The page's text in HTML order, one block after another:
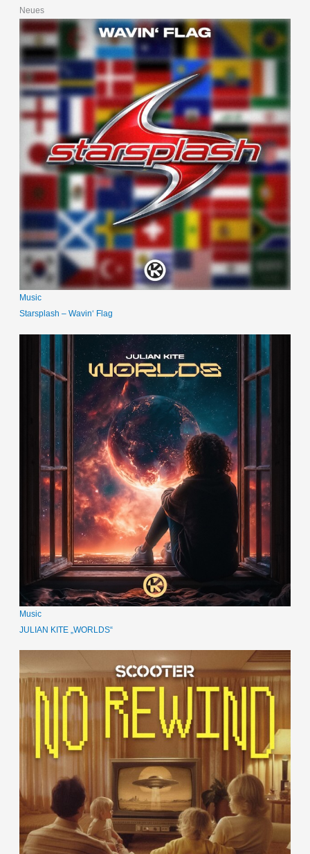
Neues
Music
Starsplash – Wavin‘ Flag
Music
JULIAN KITE „WORLDS“